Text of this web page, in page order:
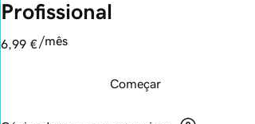
Profissional
6,99 € /mês
Começar